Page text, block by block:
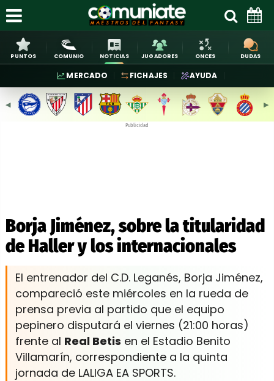
PUNTOS COMUNIO NOTICIAS JUGADORES ONCES DUDAS
MERCADO FICHAJES AYUDA
◀︎ ▶︎
Publicidad
Borja Jiménez, sobre la titularidad
de Haller y los internacionales
El entrenador del C.D. Leganés, Borja Jiménez,
compareció este miércoles en la rueda de
prensa previa al partido que el equipo
pepinero disputará el viernes (21:00 horas)
frente al Real Betis en el Estadio Benito
Villamarín, correspondiente a la quinta
jornada de LALIGA EA SPORTS.